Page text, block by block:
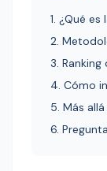
1. ¿Qué
2.
3.
4. Cómo
5. Más
6.